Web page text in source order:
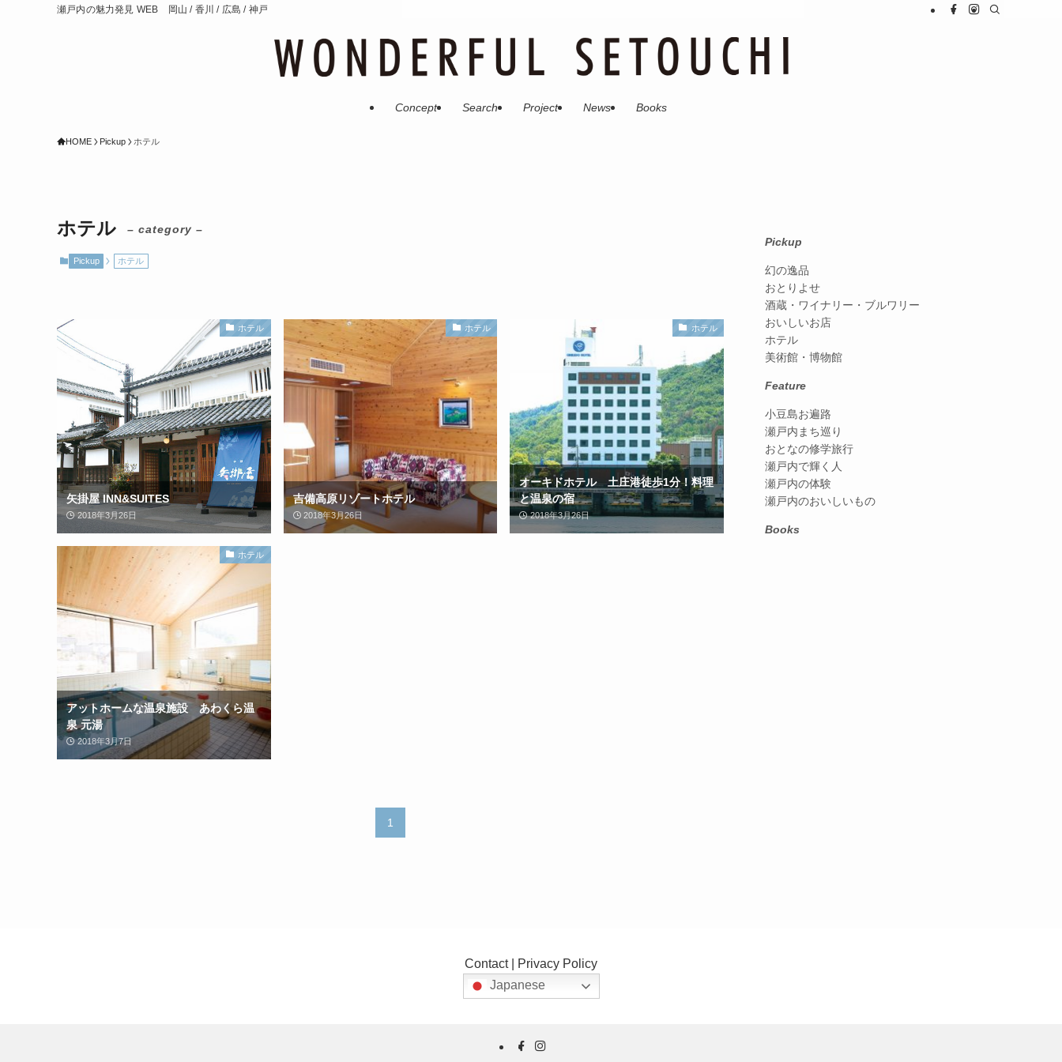
瀬戸内の魅力発見 WEB 岡山 / 香川 / 広島 / 神戸
Concept Search Project News Books
HOME Pickup ホテル
ホテル – category –
Pickup ホテル
ホテル
矢掛屋 INN&SUITES
2018年3月26日
ホテル
吉備高原リゾートホテル
2018年3月26日
ホテル
オーキドホテル 土庄港徒歩1分！料理
と温泉の宿
2018年3月26日
ホテル
アットホームな温泉施設 あわくら温
泉 元湯
2018年3月7日
1
Pickup
幻の逸品
おとりよせ
酒蔵・ワイナリー・ブルワリー
おいしいお店
ホテル
美術館・博物館
Feature
小豆島お遍路
瀬戸内まち巡り
おとなの修学旅行
瀬戸内で輝く人
瀬戸内の体験
瀬戸内のおいしいもの
Books
Contact|
Privacy Policy
Japanese